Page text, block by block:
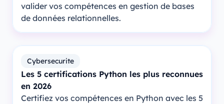
valider vos compétences en gestion de bases
de données relationnelles.
Cybersecurite
Les 5 certifications Python les plus reconnues
en 2026
Certifiez vos compétences en Python avec les 5